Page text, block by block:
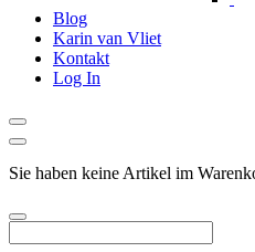
Blog
Karin van Vliet
Kontakt
Log In
Sie haben keine Artikel im